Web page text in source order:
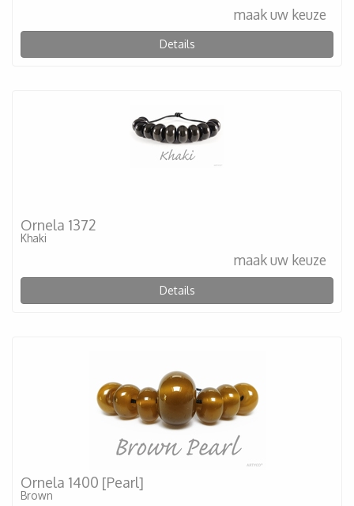
maak uw keuze
Details
Ornela 1372
Khaki
maak uw keuze
Details
Ornela 1400 [Pearl]
Brown